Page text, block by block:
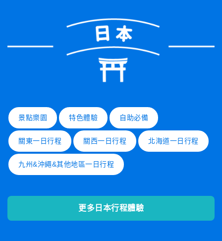
景點樂園 特色體驗 自助必備
關東一日行程 關西一日行程 北海道一日行程
九州&沖繩&其他地區一日行程
更多日本行程體驗